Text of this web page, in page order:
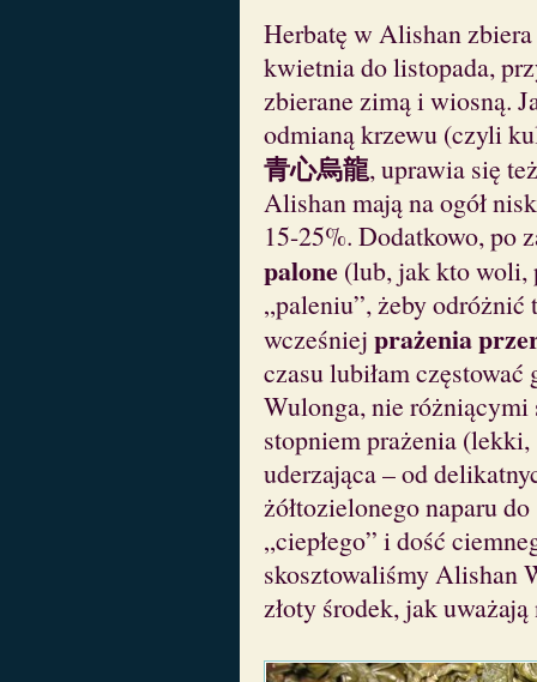
Herbatę w Alishan
kwietnia do listopada,
zbierane zimą i wiosną.
odmianą krzewu (czyli
青心烏龍, uprawia się
Alishan mają na ogół
15-25%. Dodatkowo, po
palone (lub, jak kto woli,
„paleniu”, żeby odróżnić
wcześniej prażenia
czasu lubiłam
Wulonga, nie
stopniem prażenia (lekki,
uderzająca – od
żółtozielonego naparu
„ciepłego” i dość
skosztowaliśmy Alishan
złoty środek, jak